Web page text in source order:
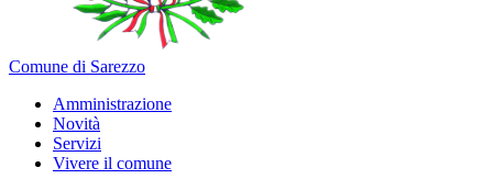
Comune di Sarezzo
Amministrazione
Novità
Servizi
Vivere il comune